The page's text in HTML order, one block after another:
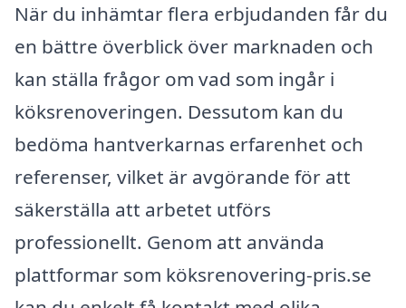
När du inhämtar flera erbjudanden får du
en bättre överblick över marknaden och
kan ställa frågor om vad som ingår i
köksrenoveringen. Dessutom kan du
bedöma hantverkarnas erfarenhet och
referenser, vilket är avgörande för att
säkerställa att arbetet utförs
professionellt. Genom att använda
plattformar som köksrenovering-pris.se